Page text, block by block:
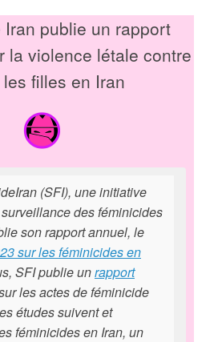
publie un rapport
la violence létale contre
filles en Iran
(SFI), une initiative
des féminicides
son rapport annuel, le
sur les féminicides en
SFI publie unrapport
les actes de féminicide
études suivent et
féminicides en Iran, un